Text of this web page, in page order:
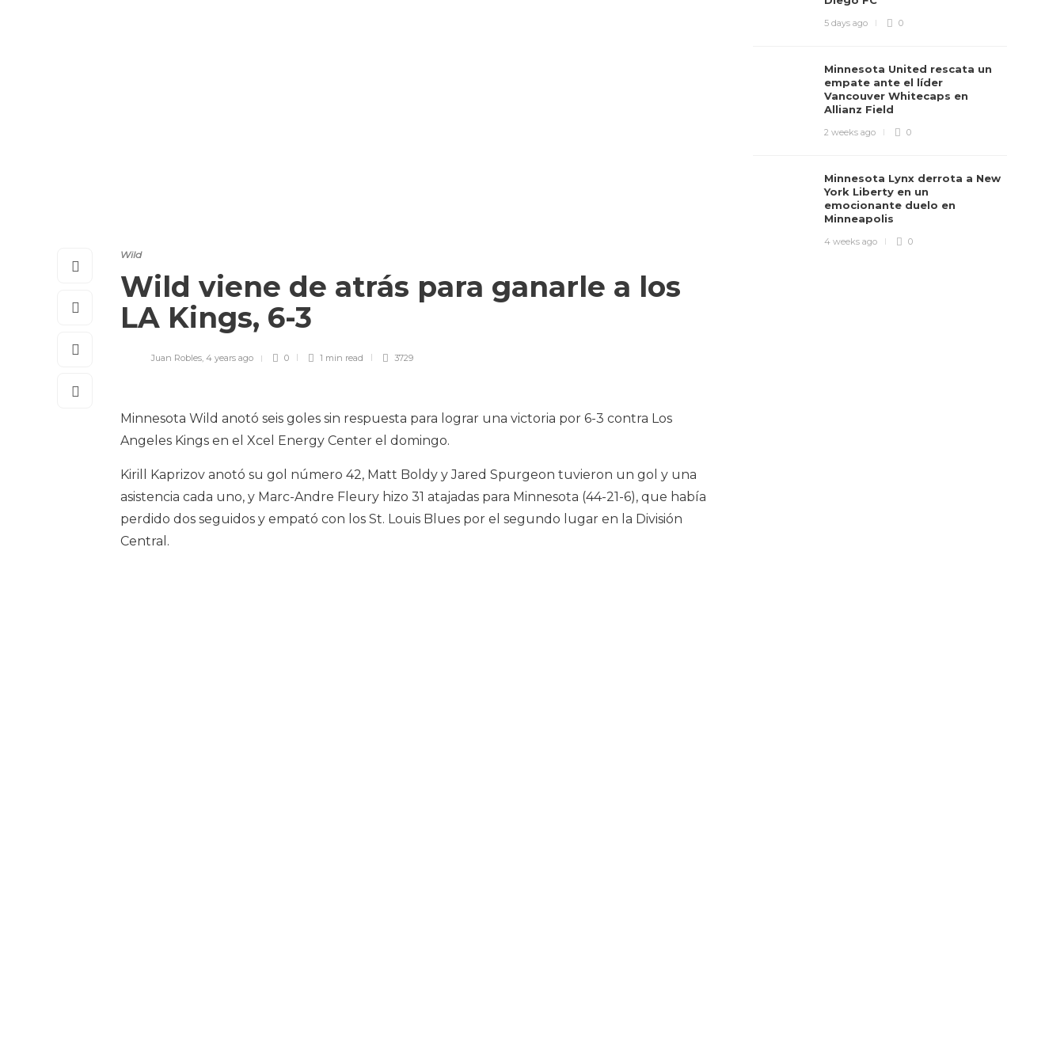
Wild
Wild viene de atrás para ganarle a los
LA Kings, 6-3
Juan Robles, 4 years ago 0 1 min read 3729
Minnesota Wild anotó seis goles sin respuesta para lograr una victoria por 6-3 contra Los
Angeles Kings en el Xcel Energy Center el domingo.
Kirill Kaprizov anotó su gol número 42, Matt Boldy y Jared Spurgeon tuvieron un gol y una
asistencia cada uno, y Marc-Andre Fleury hizo 31 atajadas para Minnesota (44-21-6), que había
perdido dos seguidos y empató con los St. Louis Blues por el segundo lugar en la División
Central.
5 days ago 0
Minnesota United rescata un
empate ante el líder
Vancouver Whitecaps en
Allianz Field
2 weeks ago 0
Minnesota Lynx derrota a New
York Liberty en un
emocionante duelo en
Minneapolis
4 weeks ago 0